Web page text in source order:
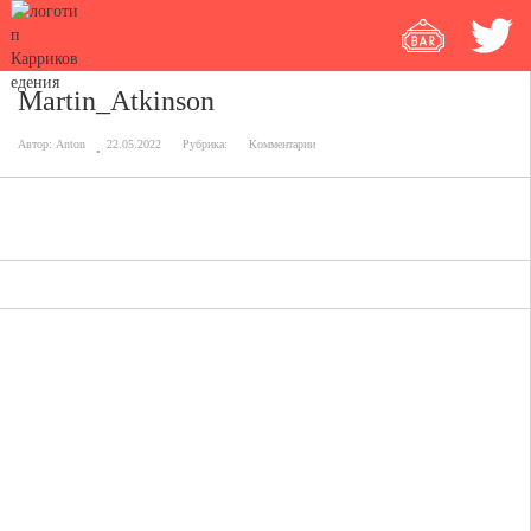
Martin_Atkinson
Автор: Anton 22.05.2022 Рубрика: Комментарии